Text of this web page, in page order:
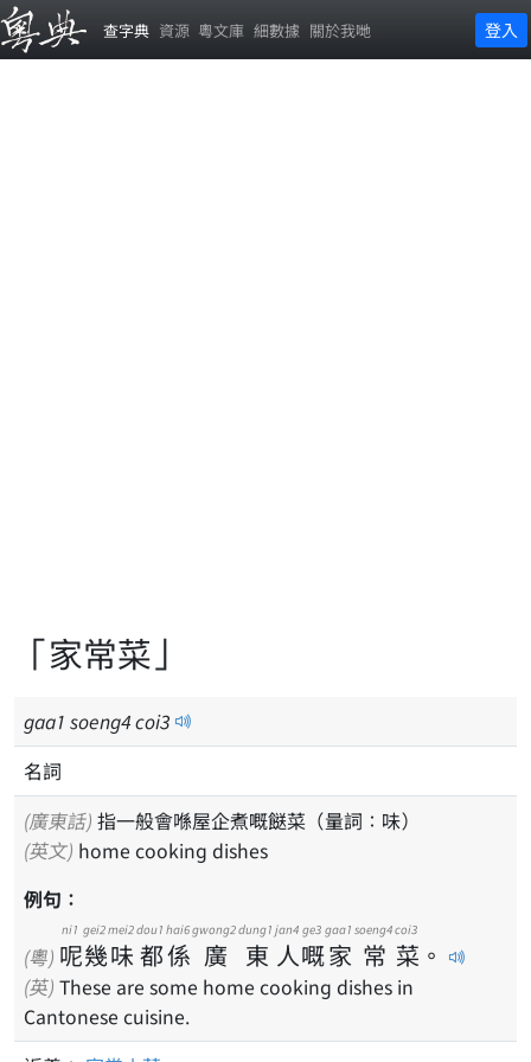
查字典 資源 粵文庫 細數據 關於我哋 登入
「家常菜」
gaa1 soeng4coi3
名詞
(廣東話) 指一般會喺屋企煮嘅餸菜（量詞：味）
(英文) home cooking dishes
例句：
(粵) 呢
ni1
幾
gei2
味
mei2
都
dou1
係
hai6
廣
gwong2
東
dung1
人
jan4
嘅
ge3
家
gaa1
常
soeng4
菜
coi3
。
(英) These are some home cooking dishes in
Cantonese cuisine.